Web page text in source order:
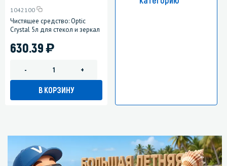
1042100
Чистящее средство: Optic
Crystal 5л для стекол и зеркал
630.39)
- +
В КОРЗИНУ